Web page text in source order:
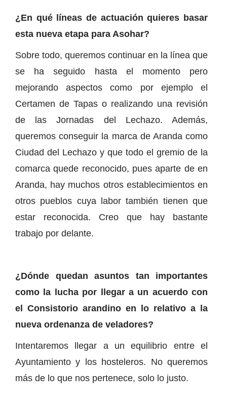
¿En qué líneas de actuación quieres basar
esta nueva etapa para Asohar?
Sobre todo, queremos continuar en la línea que
se ha seguido hasta el momento pero
mejorando aspectos como por ejemplo el
Certamen de Tapas o realizando una revisión
de las Jornadas del Lechazo. Además,
queremos conseguir la marca de Aranda como
Ciudad del Lechazo y que todo el gremio de la
comarca quede reconocido, pues aparte de en
Aranda, hay muchos otros establecimientos en
otros pueblos cuya labor también tienen que
estar reconocida. Creo que hay bastante
trabajo por delante.
¿Dónde quedan asuntos tan importantes
como la lucha por llegar a un acuerdo con
el Consistorio arandino en lo relativo a la
nueva ordenanza de veladores?
Intentaremos llegar a un equilibrio entre el
Ayuntamiento y los hosteleros. No queremos
más de lo que nos pertenece, solo lo justo.